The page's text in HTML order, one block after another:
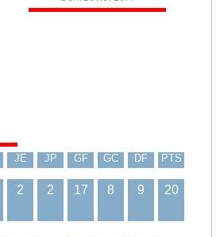
JE JP GF GC DF PTS
2 2 17 8 9 20